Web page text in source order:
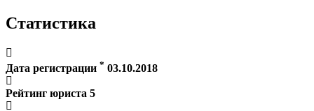
Статистика
Дата регистрации * 03.10.2018
Рейтинг юриста 5